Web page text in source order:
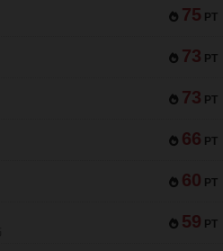
75 PT
73 PT
73 PT
66 PT
60 PT
59 PT